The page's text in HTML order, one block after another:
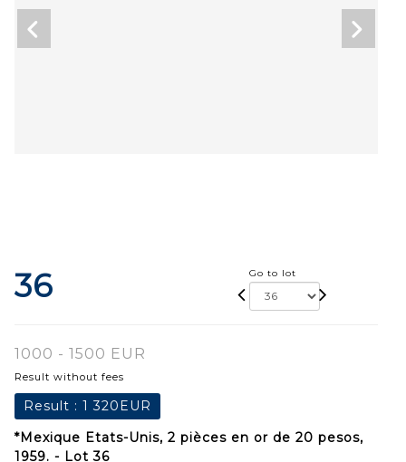
36 Go to lot
1000 - 1500 EUR
Result without fees
Result : 1 320EUR
*Mexique Etats-Unis, 2 pièces en or de 20 pesos,
1959. - Lot 36